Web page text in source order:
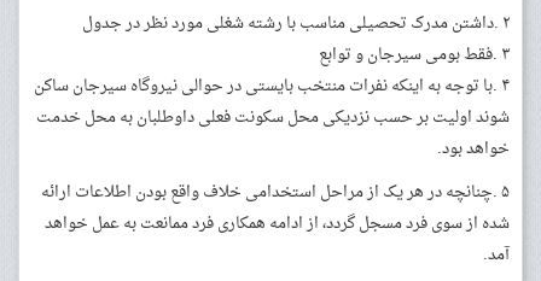
۲ .داشتن مدرک تحصیلی مناسب با رشته شغلی مورد نظر در جدول
۳ .فقط بومی سیرجان و توابع
۴ .با توجه به اینکه نفرات منتخب بایستی در حوالی نیروگاه سیرجان ساکن
شوند اولیت بر حسب نزدیکی محل سکونت فعلی داوطلبان به محل خدمت
خواهد بود.
۵ .چنانچه در هر یک از مراحل استخدامی خلاف واقع بودن اطلاعات ارائه
شده از سوی فرد مسجل گردد، از ادامه همکاری فرد ممانعت به عمل خواهد
آمد.